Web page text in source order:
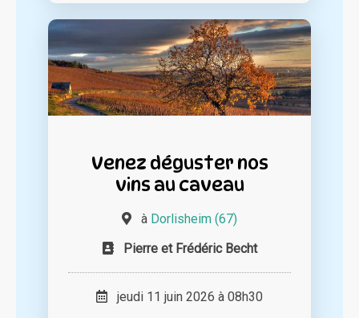
Venez déguster nos
vins au caveau
à Dorlisheim (67)
Pierre et Frédéric Becht
jeudi 11 juin 2026 à 08h30